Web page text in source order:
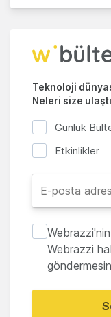
Teknoloji
Neleri size
Günlük
Etkinlikler
Webrazzi